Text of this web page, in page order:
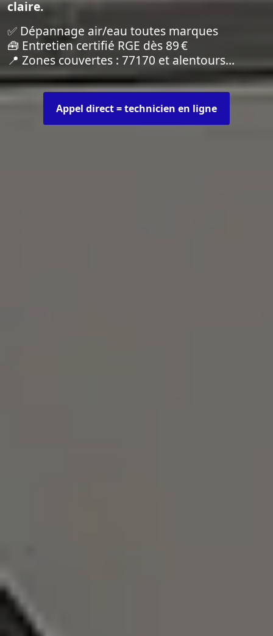
claire.
✅ Dépannage air/eau toutes marques
🧰 Entretien certifié RGE dès 89 €
📍 Zones couvertes : 77170 et alentours…
Appel direct = technicien en ligne